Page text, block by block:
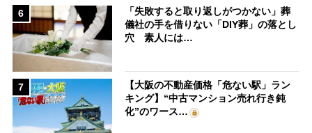
6
「失敗すると取り返しがつかない」葬
儀社の手を借りない「DIY葬」の落とし
穴 素人には…
7
【大阪の不動産価格「危ない駅」ラン
キング】“中古マンション売れ行き鈍
化”のワース…